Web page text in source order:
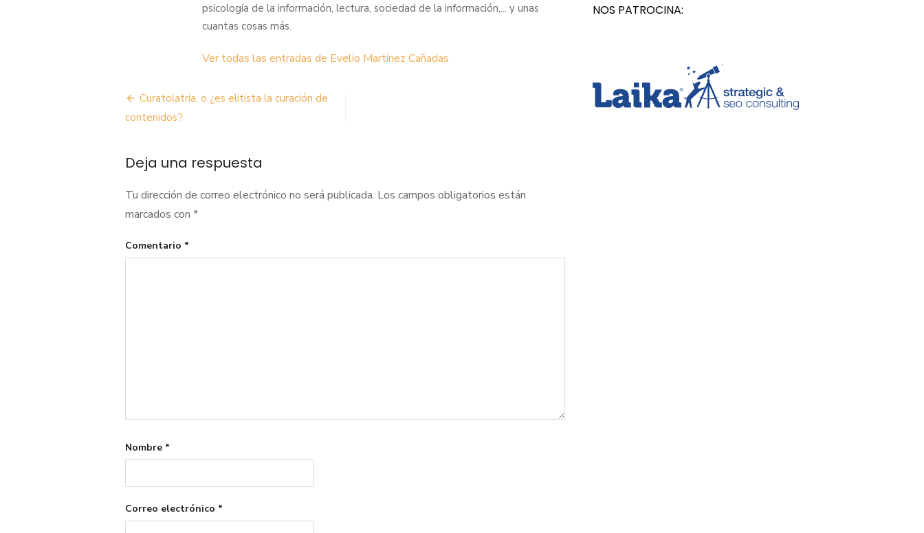
psicología de la información, lectura, sociedad de la información,... y unas
cuantas cosas más.
Ver todas las entradas de Evelio Martínez Cañadas
Navegación
de
Curatolatría, o ¿es elitista la curación de
contenidos?
Deja una respuesta
Tu dirección de correo electrónico no será publicada. Los campos obligatorios están
marcados con *
Comentario *
Nombre *
Correo electrónico *
NOS PATROCINA: